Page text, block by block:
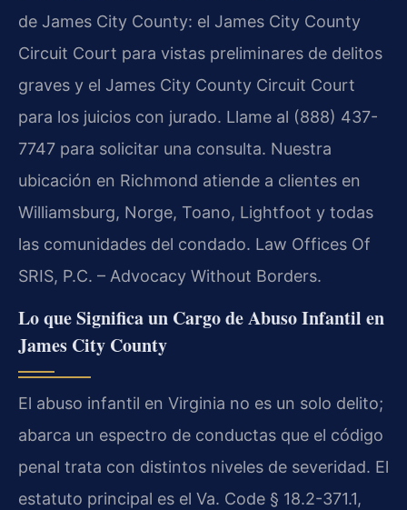
de James City County: el James City County
Circuit Court para vistas preliminares de delitos
graves y el James City County Circuit Court
para los juicios con jurado. Llame al (888) 437-
7747 para solicitar una consulta. Nuestra
ubicación en Richmond atiende a clientes en
Williamsburg, Norge, Toano, Lightfoot y todas
las comunidades del condado. Law Offices Of
SRIS, P.C. – Advocacy Without Borders.
Lo que Significa un Cargo de Abuso Infantil en
James City County
El abuso infantil en Virginia no es un solo delito;
abarca un espectro de conductas que el código
penal trata con distintos niveles de severidad. El
estatuto principal es el Va. Code § 18.2-371.1,